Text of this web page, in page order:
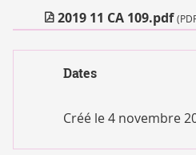
INSTANCES2019 11 CA 109.pdf
Dates
Créé le4 novembre